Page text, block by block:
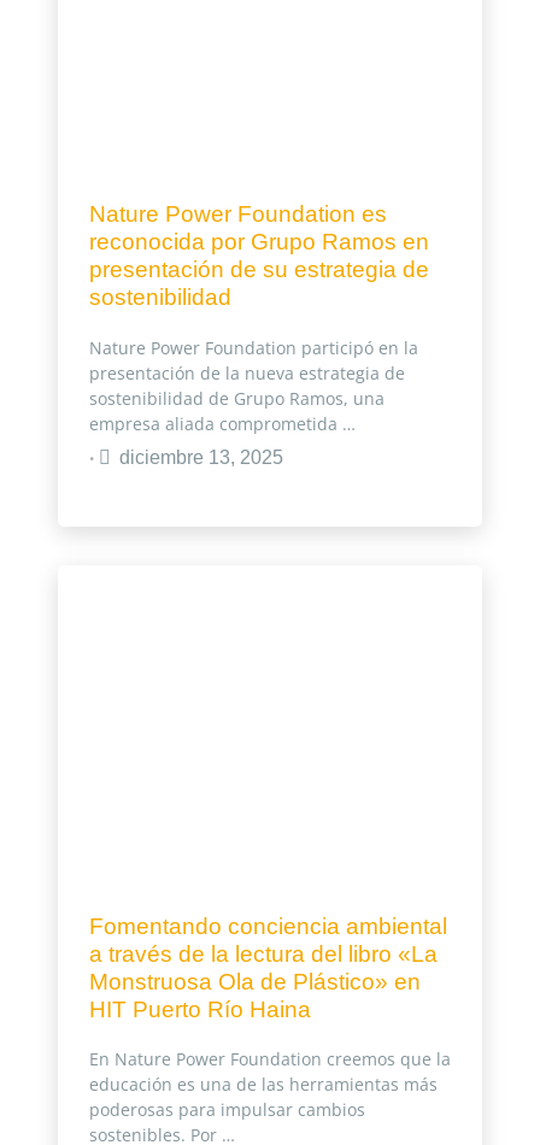
Nature Power Foundation es
reconocida por Grupo Ramos en
presentación de su estrategia de
sostenibilidad
Nature Power Foundation participó en la
presentación de la nueva estrategia de
sostenibilidad de Grupo Ramos, una
empresa aliada comprometida …
• diciembre 13, 2025
Fomentando conciencia ambiental
a través de la lectura del libro «La
Monstruosa Ola de Plástico» en
HIT Puerto Río Haina
En Nature Power Foundation creemos que la
educación es una de las herramientas más
poderosas para impulsar cambios
sostenibles. Por …